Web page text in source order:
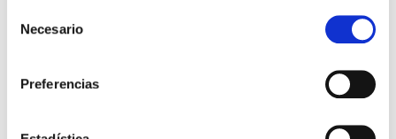
Necesario
Preferencias
Aspace mantiene totalmente bloqueada la
negociación del convenio. Los trabajadores y
trabajadoras reclaman a la Administración